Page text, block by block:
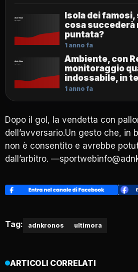
Isola dei famosi,
cosa succederà
puntata?
1 anno fa
Ambiente, con
monitoraggio
indossabile, in
1 anno fa
Dopo il gol, la vendetta con
dell’avversario.Un gesto che, in
non è consentito e avrebbe
dall’arbitro.
Tag: adnkronos ultimora
ARTICOLI CORRELATI